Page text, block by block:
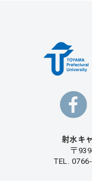
射水キ
〒
TEL.